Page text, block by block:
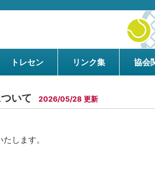
トレセン リンク集 協会
いて 2026/05/28
します。